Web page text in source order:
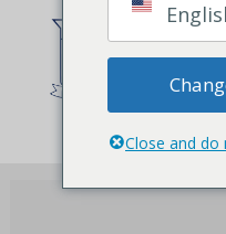
States)
Close and do